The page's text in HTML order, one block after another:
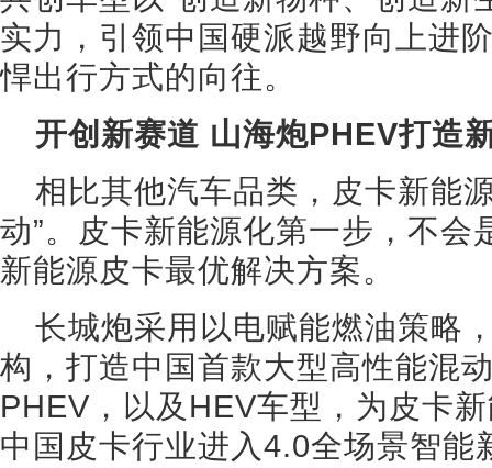
实力，引领中国硬派越野向上进
悍出行方式的向往。
开创新赛道 山海炮PHEV打造
相比其他汽车品类，皮卡新能
动”。皮卡新能源化第一步，不会
新能源皮卡最优解决方案。
长城炮采用以电赋能燃油策略
构，打造中国首款大型高性能
PHEV，以及HEV车型，为皮卡
中国皮卡行业进入4.0全场景智能